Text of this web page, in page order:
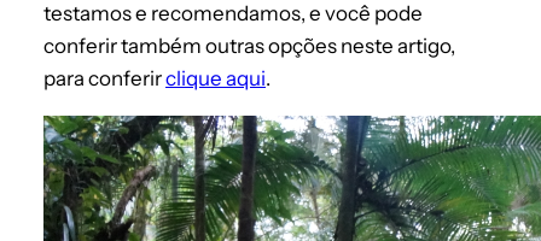
testamos e recomendamos, e você pode
conferir também outras opções neste artigo,
para conferirclique aqui.